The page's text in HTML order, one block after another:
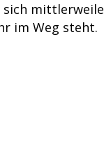
sich mittlerweile
im Weg steht.